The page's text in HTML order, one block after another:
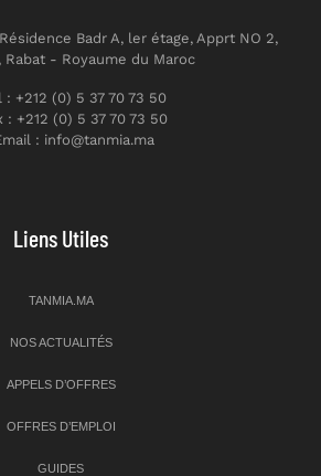
Badr A, ler étage, Apprt NO 2,
Rabat - Royaume du Maroc
: +212 (0) 5 37 70 73 50
: +212 (0) 5 37 70 73 50
: info@tanmia.ma
Liens Utiles
TANMIA.MA
NOS ACTUALITÉS
APPELS D’OFFRES
OFFRES D’EMPLOI
GUIDES